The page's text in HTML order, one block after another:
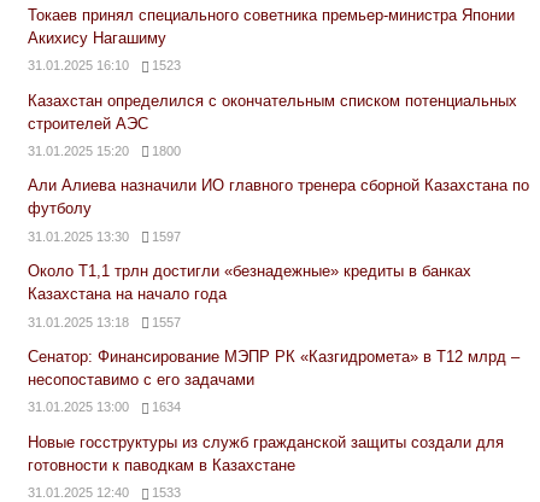
Токаев принял специального советника премьер-министра Японии
Акихису Нагашиму
31.01.2025 16:10 1523
Казахстан определился с окончательным списком потенциальных
строителей АЭС
31.01.2025 15:20 1800
Али Алиева назначили ИО главного тренера сборной Казахстана по
футболу
31.01.2025 13:30 1597
Около Т1,1 трлн достигли «безнадежные» кредиты в банках
Казахстана на начало года
31.01.2025 13:18 1557
Сенатор: Финансирование МЭПР РК «Казгидромета» в Т12 млрд –
несопоставимо с его задачами
31.01.2025 13:00 1634
Новые госструктуры из служб гражданской защиты создали для
готовности к паводкам в Казахстане
31.01.2025 12:40 1533